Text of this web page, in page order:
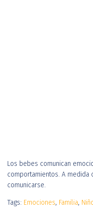
Los bebes comunican
comportamientos. A
comunicarse.
Tags: Emociones, Familia,